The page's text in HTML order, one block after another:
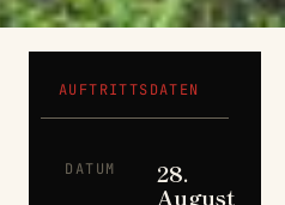
AUFTRITTSDATEN
DATUM 28.
August